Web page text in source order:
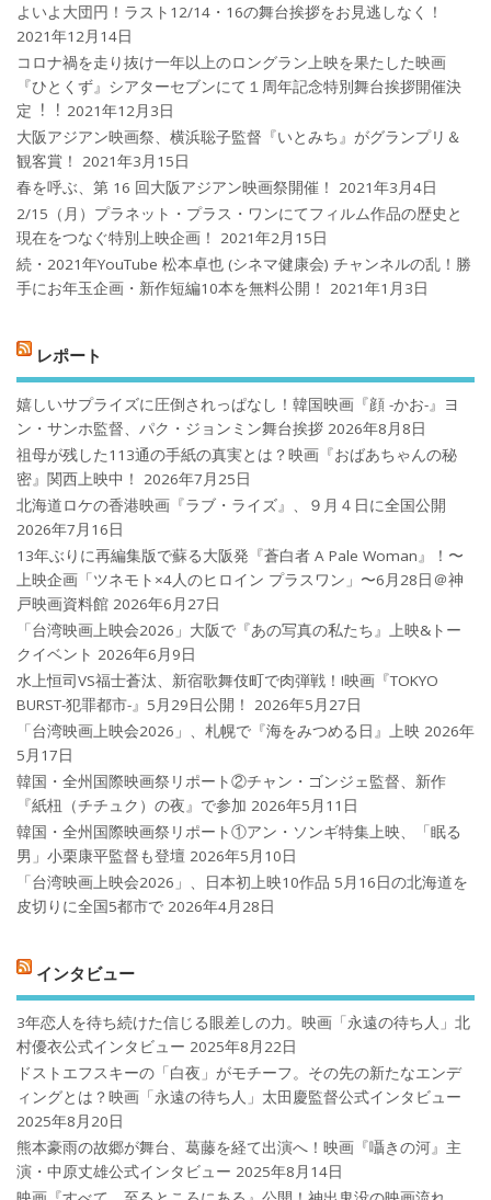
よいよ大団円！ラスト12/14・16の舞台挨拶をお見逃しなく！
2021年12月14日
コロナ禍を⾛り抜け⼀年以上のロングラン上映を果たした映画
『ひとくず』シアターセブンにて１周年記念特別舞台挨拶開催決
定︕︕ 2021年12月3日
大阪アジアン映画祭、横浜聡子監督『いとみち』がグランプリ＆
観客賞！
2021年3月15日
春を呼ぶ、第 16 回大阪アジアン映画祭開催！
2021年3月4日
2/15（月）プラネット・プラス・ワンにてフィルム作品の歴史と
現在をつなぐ特別上映企画！
2021年2月15日
続・2021年YouTube 松本卓也 (シネマ健康会) チャンネルの乱！勝
手にお年玉企画・新作短編10本を無料公開！
2021年1月3日
レポート
嬉しいサプライズに圧倒されっぱなし！韓国映画『顔 -かお-』ヨ
ン・サンホ監督、パク・ジョンミン舞台挨拶 2026年8月8日
祖母が残した113通の手紙の真実とは？映画『おばあちゃんの秘
密』関西上映中！
2026年7月25日
北海道ロケの香港映画『ラブ・ライズ』、９月４日に全国公開
2026年7月16日
13年ぶりに再編集版で蘇る大阪発『蒼白者 A Pale Woman』！〜
上映企画「ツネモト×4人のヒロイン プラスワン」〜6月28日＠神
戸映画資料館 2026年6月27日
「台湾映画上映会2026」大阪で『あの写真の私たち』上映&トー
クイベント 2026年6月9日
水上恒司VS福士蒼汰、新宿歌舞伎町で肉弾戦！!映画『TOKYO
BURST-犯罪都市-』5月29日公開！
2026年5月27日
「台湾映画上映会2026」、札幌で『海をみつめる日』上映 2026年
5月17日
韓国・全州国際映画祭リポート②チャン・ゴンジェ監督、新作
『紙杻（チチュク）の夜』で参加 2026年5月11日
韓国・全州国際映画祭リポート①アン・ソンギ特集上映、「眠る
男」小栗康平監督も登壇 2026年5月10日
「台湾映画上映会2026」、日本初上映10作品 5月16日の北海道を
皮切りに全国5都市で 2026年4月28日
インタビュー
3年恋人を待ち続けた信じる眼差しの力。映画「永遠の待ち人」北
村優衣公式インタビュー 2025年8月22日
ドストエフスキーの「白夜」がモチーフ。その先の新たなエンデ
ィングとは？映画「永遠の待ち人」太田慶監督公式インタビュー
2025年8月20日
熊本豪雨の故郷が舞台、葛藤を経て出演へ！映画『囁きの河』主
演・中原丈雄公式インタビュー 2025年8月14日